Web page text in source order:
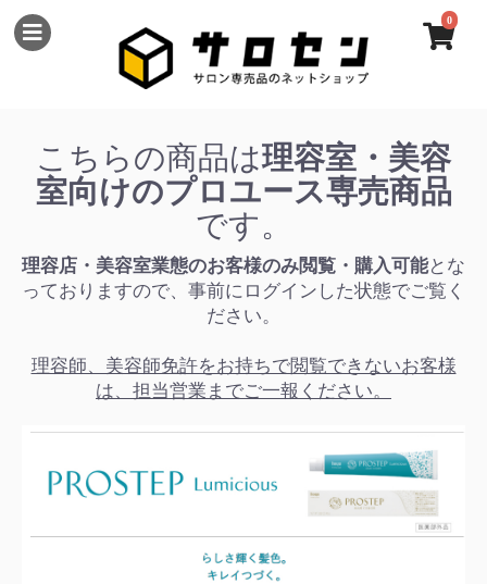
0
こちらの商品は理容室・美容
室向けのプロユース専売商品
です。
理容店・美容室業態のお客様のみ閲覧・購入可能とな
っておりますので、事前にログインした状態でご覧く
ださい。
理容師、美容師免許をお持ちで閲覧できないお客様
は、担当営業までご一報ください。